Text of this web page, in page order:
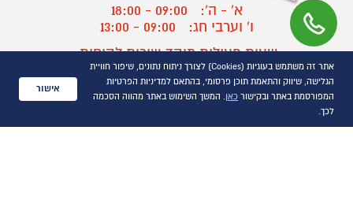
א' - ה':
09:00 - 18:00
ו' וערבי חג:
09:00 - 13:00
שעות פעילות מוקד שירות לקוחות:
א' - ד':
09:00 - 16:30
ה :
09:00 - 16:00
חול המועד
?
אתר זה משתמש בעוגיות (Cookies) לצורך ניתוח נתונים, שיפור חוויית
הגלישה, שיווק והתאמת תוכן פרסומי, בהתאם למדיניות הפרטיות
המפורסמת באתר ובקישור כאן. המשך השימוש באתר מהווה הסכמה
לכך.
אישור